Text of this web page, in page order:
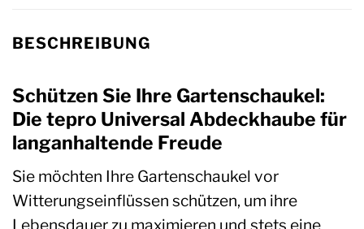
BESCHREIBUNG
Schützen Sie Ihre Gartenschaukel:
Die tepro Universal Abdeckhaube für
langanhaltende Freude
Sie möchten Ihre Gartenschaukel vor
Witterungseinflüssen schützen, um ihre
Lebensdauer zu maximieren und stets eine